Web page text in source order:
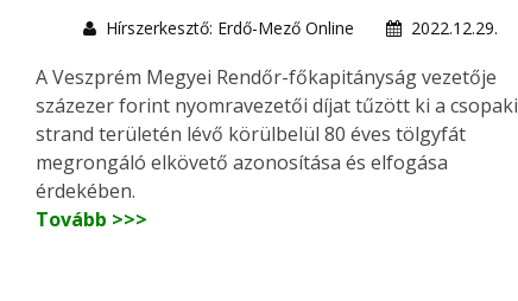
Hírszerkesztő: Erdő-Mező Online 2022.12.29.
A Veszprém Megyei Rendőr-főkapitányság vezetője
százezer forint nyomravezetői díjat tűzött ki a csopaki
strand területén lévő körülbelül 80 éves tölgyfát
megrongáló elkövető azonosítása és elfogása
érdekében.
Tovább >>>